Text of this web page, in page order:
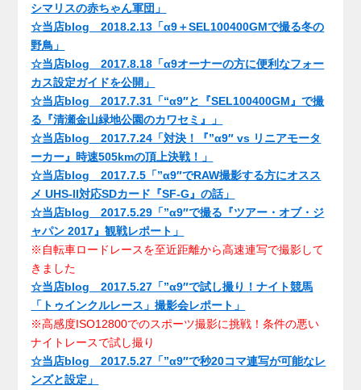
シマリスの赤ちゃん軍団」
☆当店blog 2018.2.13「α9＋SEL100400GMで撮る冬の
野鳥」
☆当店blog 2017.8.18「α9オーナーの方に便利なフォー
カス設定ガイドを公開」
☆当店blog 2017.7.31「“α9″と『SEL100400GM』で撮
る『清瀬金山緑地公園のカワセミ』」
☆当店blog 2017.7.24「対決！『”α9″ vs リニアモータ
ーカー』時速505kmの頂上決戦！」
☆当店blog 2017.7.5「”α9″でRAW撮影する方にオスス
メ UHS-II対応SDカード『SF-G』の話」
☆当店blog 2017.5.29「”α9″で撮る『ツアー・オブ・ジ
ャパン 2017』観戦レポート」
※自転車ロードレースを至近距離から高速連写で撮影して
きました
☆当店blog 2017.5.27「”α9″で試し撮り！ナイト競馬
「トゥインクルレース」撮影会レポート」
※高感度ISO12800でのスポーツ撮影に挑戦！条件の悪い
ナイトレースで試し撮り
☆当店blog 2017.5.27「”α9″で秒20コマ連写が可能なレ
ンズと設定」